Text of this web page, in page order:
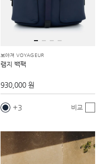
보야져 VOYAGEUR
램지 백팩
930,000 원
3 비교